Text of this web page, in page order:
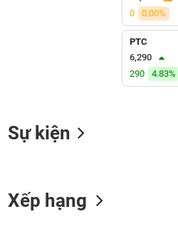
0
0.00%
PTC
6,290
290
4.83%
Sự kiện
Xếp hạng